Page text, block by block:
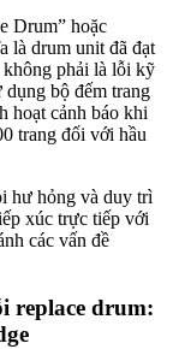
Drum” hoặc
là drum unit đã đạt
phải là lỗi kỹ
bộ đếm trang
hoạt cảnh báo khi
trang đối với hầu
hư hỏng và duy trì
xúc trực tiếp với
các vấn đề
replace drum: